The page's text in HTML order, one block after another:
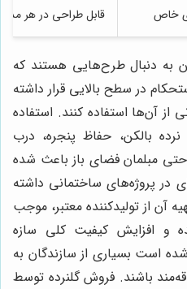
خاص قابل طراحی در هر
به دنبال طرح‌هایی هستند که
در سطح بالایی قرار داشته
از آن‌ها استفاده کنند. استفاده
بالکن، حفاظ پنجره، درب
حتی مبلمان فضای باز باعث شده
در پروژه‌های ساختمانی داشته
آن از تولیدکننده معتبر، موجب
و افزایش کیفیت کلی سازه
است بسیاری از سازندگان به
باشند. فروش گلنرده توسط